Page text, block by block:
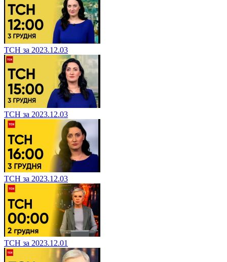
ТСН за 2023.12.03
ТСН за 2023.12.03
ТСН за 2023.12.03
ТСН за 2023.12.01